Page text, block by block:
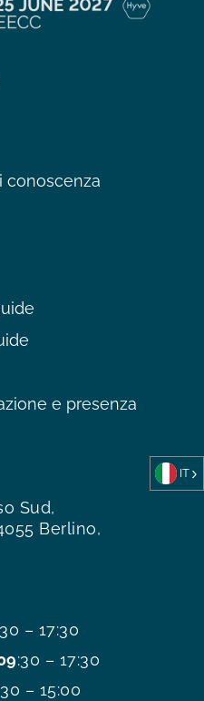
Sud,
Berlino,
– 17:30
:30 – 17:30
– 15:00
conoscenza
e presenza
IT